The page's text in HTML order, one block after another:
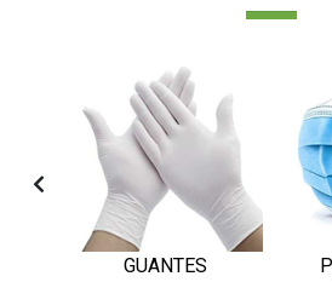
GUANTES